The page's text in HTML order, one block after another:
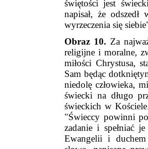
świętości jest
napisał, że
wyrzeczenia się
Obraz 10. Za
religijne i moralne,
miłości Chrystusa,
Sam będąc
niedolę człowieka,
świecki na długo
świeckich w
"Świeccy powinni
zadanie i spełniać
Ewangelii i duchem